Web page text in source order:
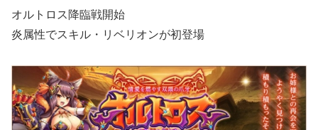
オルトロス降臨戦開始
炎属性でスキル・リベリオンが初登場